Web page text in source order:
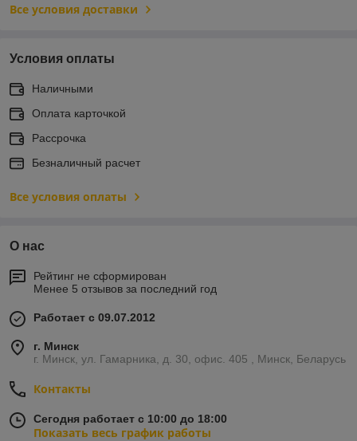
Все условия доставки
Условия оплаты
Наличными
Оплата карточкой
Рассрочка
Безналичный расчет
Все условия оплаты
О нас
Рейтинг не сформирован
Менее 5 отзывов за последний год
Работает с 09.07.2012
г. Минск
г. Минск, ул. Гамарника, д. 30, офис. 405 , Минск, Беларусь
Контакты
Сегодня работает с 10:00 до 18:00
Показать весь график работы